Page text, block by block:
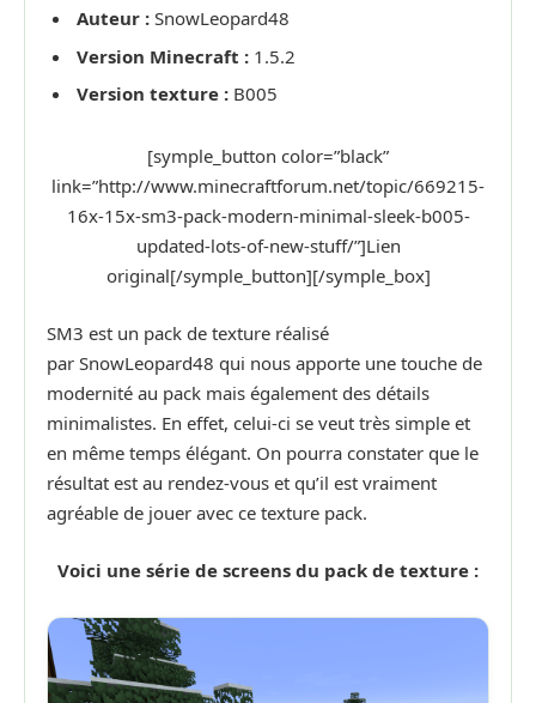
Auteur : SnowLeopard48
Version Minecraft : 1.5.2
Version texture : B005
[symple_button color=”black”
link=”http://www.minecraftforum.net/topic/669215-
16x-15x-sm3-pack-modern-minimal-sleek-b005-
updated-lots-of-new-stuff/”]Lien
original[/symple_button][/symple_box]
SM3 est un pack de texture réalisé
par SnowLeopard48 qui nous apporte une touche de
modernité au pack mais également des détails
minimalistes. En effet, celui-ci se veut très simple et
en même temps élégant. On pourra constater que le
résultat est au rendez-vous et qu’il est vraiment
agréable de jouer avec ce texture pack.
Voici une série de screens du pack de texture :